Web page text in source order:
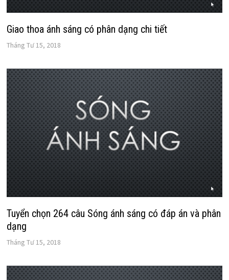
Giao thoa ánh sáng có phân dạng chi tiết
Tháng Tư 15, 2018
Tuyển chọn 264 câu Sóng ánh sáng có đáp án và phân
dạng
Tháng Tư 15, 2018